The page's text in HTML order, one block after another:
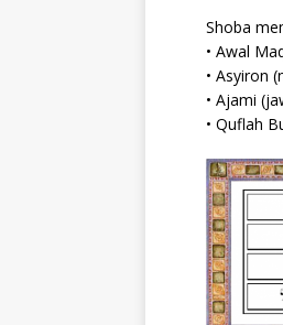
Shoba
• Awal
• Asyiron
• Ajami
• Quflah